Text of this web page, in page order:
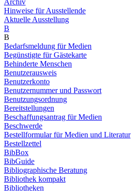
Archiv
Hinweise für Ausstellende
Aktuelle Ausstellung
B
B
Bedarfsmeldung für Medien
Begünstigte für Gästekarte
Behinderte Menschen
Benutzerausweis
Benutzerkonto
Benutzernummer und Passwort
Benutzungsordnung
Bereitstellungen
Beschaffungsantrag für Medien
Beschwerde
Bestellformular für Medien und Literatur
Bestellzettel
BibBox
BibGuide
Bibliographische Beratung
Bibliothek kompakt
Bibliotheken